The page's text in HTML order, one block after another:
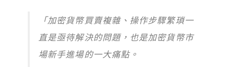
「加密貨幣買賣複雜、操作步驟繁瑣一
直是亟待解決的問題，也是加密貨幣市
場新手進場的一大痛點。